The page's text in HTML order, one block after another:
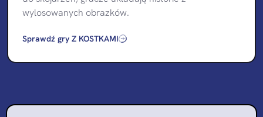
wylosowanych obrazków.
Sprawdź gry Z KOSTKAMI